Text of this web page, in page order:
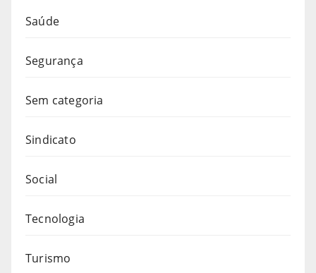
Saúde
Segurança
Sem categoria
Sindicato
Social
Tecnologia
Turismo